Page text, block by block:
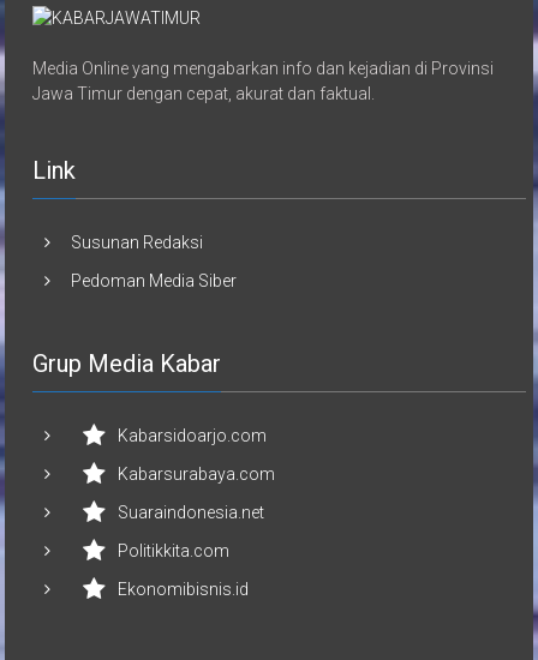
Media Online yang mengabarkan info dan kejadian di Provinsi
Jawa Timur dengan cepat, akurat dan faktual.
Link
Susunan Redaksi
Pedoman Media Siber
Grup Media Kabar
Kabarsidoarjo.com
Kabarsurabaya.com
Suaraindonesia.net
Politikkita.com
Ekonomibisnis.id